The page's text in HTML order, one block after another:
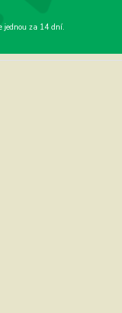
jednou za 14 dní.